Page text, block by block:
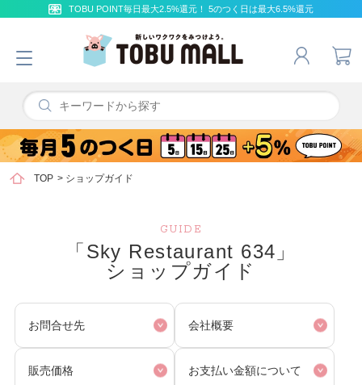
TOBU POINT毎日最大2.5%還元！ 5のつく日は最大6.5%還元
TOP > ショップガイド
GUIDE
「Sky Restaurant 634」
ショップガイド
お問合せ先 会社概要
販売価格 お支払い金額について